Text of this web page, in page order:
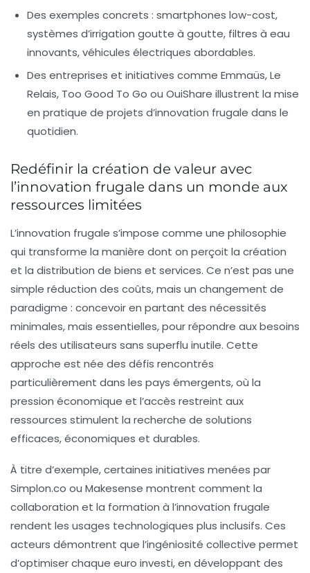
Des exemples concrets : smartphones low-cost,
systèmes d’irrigation goutte à goutte, filtres à eau
innovants, véhicules électriques abordables.
Des entreprises et initiatives comme Emmaüs,Le
Relais, Too Good To Go ou OuiShare illustrent la mise
en pratique de projets d’innovation frugale dans le
quotidien.
Redéfinir la création de valeur avec
l’innovation frugale dans un monde aux
ressources limitées
L’innovation frugale s’impose comme une philosophie
qui transforme la manière dont on perçoit la création
et la distribution de biens et services. Ce n’est pas une
simple réduction des coûts, mais un changement de
paradigme : concevoir en partant des nécessités
minimales, mais essentielles, pour répondre aux besoins
réels des utilisateurs sans superflu inutile. Cette
approche est née des défis rencontrés
particulièrement dans les pays émergents, où la
pression économique et l’accès restreint aux
ressources stimulent la recherche de solutions
efficaces, économiques et durables.
À titre d’exemple, certaines initiatives menées par
Simplon.co ou Makesense montrent comment la
collaboration et la formation à l’innovation frugale
rendent les usages technologiques plus inclusifs. Ces
acteurs démontrent que l’ingéniosité collective permet
d’optimiser chaque euro investi, en développant des